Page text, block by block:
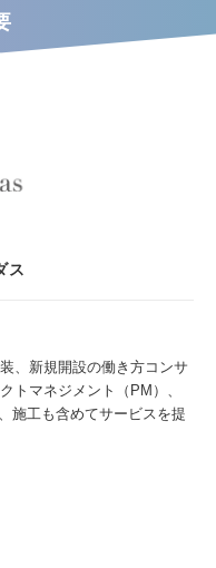
ス
、新規開設の働き方コンサ
トマネジメント（PM）、
施工も含めてサービスを提